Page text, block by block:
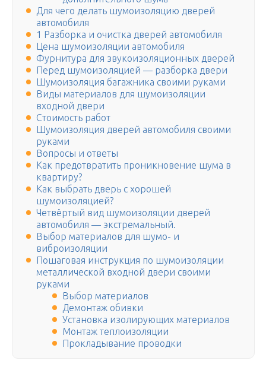
Для чего делать шумоизоляцию дверей
автомобиля
1 Разборка и очистка дверей автомобиля
Цена шумоизоляции автомобиля
Фурнитура для звукоизоляционных дверей
Перед шумоизоляцией — разборка двери
Шумоизоляция багажника своими руками
Виды материалов для шумоизоляции
входной двери
Стоимость работ
Шумоизоляция дверей автомобиля своими
руками
Вопросы и ответы
Как предотвратить проникновение шума в
квартиру?
Как выбрать дверь с хорошей
шумоизоляцией?
Четвёртый вид шумоизоляции дверей
автомобиля — экстремальный.
Выбор материалов для шумо- и
виброизоляции
Пошаговая инструкция по шумоизоляции
металлической входной двери своими
руками
Выбор материалов
Демонтаж обивки
Установка изолирующих материалов
Монтаж теплоизоляции
Прокладывание проводки